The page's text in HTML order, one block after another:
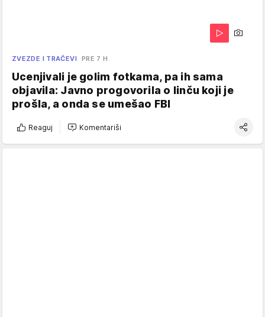
ZVEZDE I TRAČEVI PRE 7 H
Ucenjivali je golim fotkama, pa ih sama
objavila: Javno progovorila o linču koji je
prošla, a onda se umešao FBI
Reaguj Komentariši